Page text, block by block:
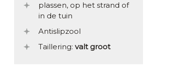
plassen, op het strand of
in de tuin
Antislipzool
Taillering: valt groot